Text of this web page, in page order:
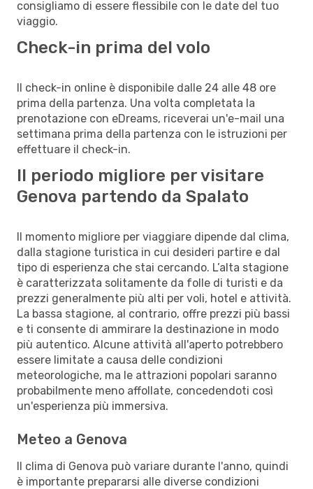
consigliamo di essere flessibile con le date del tuo
viaggio.
Check-in prima del volo
Il check-in online è disponibile dalle 24 alle 48 ore
prima della partenza. Una volta completata la
prenotazione con eDreams, riceverai un'e-mail una
settimana prima della partenza con le istruzioni per
effettuare il check-in.
Il periodo migliore per visitare
Genova partendo da Spalato
Il momento migliore per viaggiare dipende dal clima,
dalla stagione turistica in cui desideri partire e dal
tipo di esperienza che stai cercando. L’alta stagione
è caratterizzata solitamente da folle di turisti e da
prezzi generalmente più alti per voli, hotel e attività.
La bassa stagione, al contrario, offre prezzi più bassi
e ti consente di ammirare la destinazione in modo
più autentico. Alcune attività all'aperto potrebbero
essere limitate a causa delle condizioni
meteorologiche, ma le attrazioni popolari saranno
probabilmente meno affollate, concedendoti così
un'esperienza più immersiva.
Meteo a Genova
Il clima di Genova può variare durante l'anno, quindi
è importante prepararsi alle diverse condizioni